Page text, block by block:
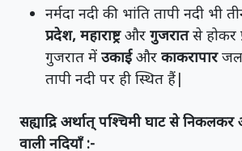
नर्मदा नदी की भांति तापी नदी भी
प्रदेश, महाराष्ट्रऔर गुजरातसे होकर
गुजरात में उकाईऔर काकरापार
तापी नदी पर ही स्थित हैं|
सह्याद्रि अर्थात् पश्चिमी घाट से
वाली नदियाँ :-